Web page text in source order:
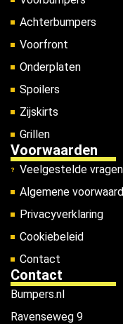
Achterbumpers
Voorfront
Onderplaten
Spoilers
Zijskirts
Grillen
Voorwaarden
Veelgestelde vragen
Algemene
Privacyverklaring
Cookiebeleid
Contact
Contact
Bumpers.nl
Ravenseweg 9